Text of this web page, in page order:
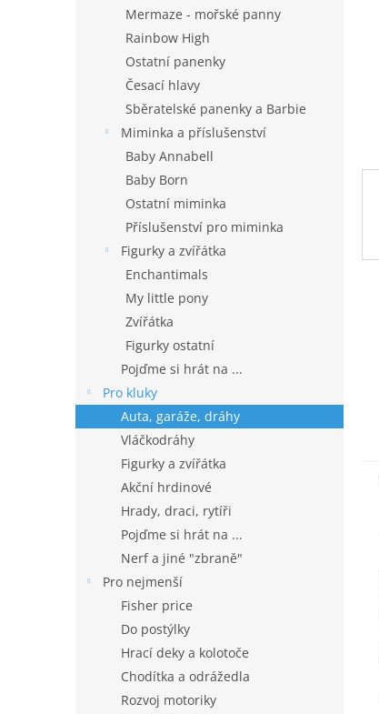
Mermaze - mořské panny
Rainbow High
Ostatní panenky
Česací hlavy
Sběratelské panenky a Barbie
Miminka a příslušenství
Baby Annabell
Baby Born
Ostatní miminka
Příslušenství pro miminka
Figurky a zvířátka
Enchantimals
My little pony
Zvířátka
Figurky ostatní
Pojďme si hrát na ...
Pro kluky
Auta, garáže, dráhy
Vláčkodráhy
Figurky a zvířátka
Akční hrdinové
Hrady, draci, rytíři
Pojďme si hrát na ...
Nerf a jiné "zbraně"
Pro nejmenší
Fisher price
Do postýlky
Hrací deky a kolotoče
Chodítka a odrážedla
Rozvoj motoriky